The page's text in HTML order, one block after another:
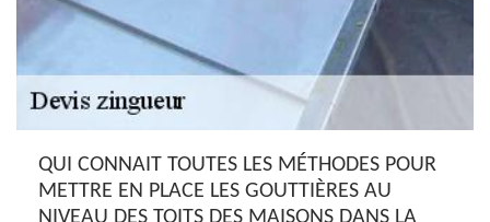
QUI CONNAIT TOUTES LES MÉTHODES POUR
METTRE EN PLACE LES GOUTTIÈRES AU
NIVEAU DES TOITS DES MAISONS DANS LA